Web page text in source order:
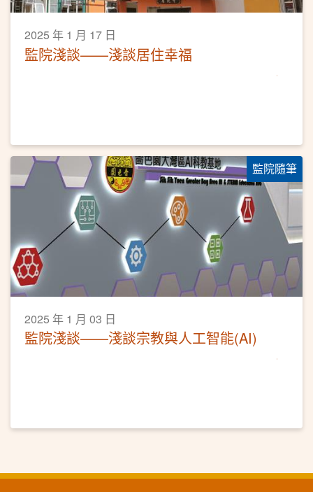
2025 年 1 月 17 日
監院淺談——淺談居住幸福
監院隨筆
2025 年 1 月 03 日
監院淺談——淺談宗教與人工智能(AI)